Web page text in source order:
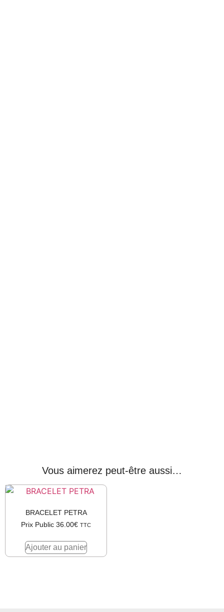
Vous aimerez peut-être aussi…
BRACELET PETRA
Prix Public 36.00€ TTC
Ajouter au panier